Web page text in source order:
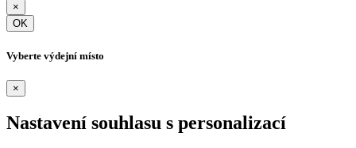
×
OK
Vyberte výdejní místo
×
Nastavení souhlasu s personalizací